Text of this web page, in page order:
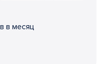
в месяц